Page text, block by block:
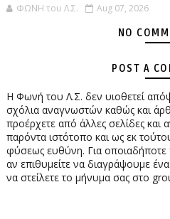
ΦΩΝΗ του Λ.Σ. Aug 07, 2026
NO
POST A
Η Φωνή του Λ.Σ. δεν υιοθετεί
σχόλια αναγνωστών καθώς και
προέρχετε από άλλες σελίδες και
παρόντα ιστότοπο και ως εκ
φύσεως ευθύνη. Για οποιαδήποτε
αν επιθυμείτε να διαγράψουμε
να στείλετε το μήνυμα σας στο